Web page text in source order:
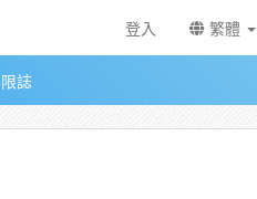
登入 繁體
誌